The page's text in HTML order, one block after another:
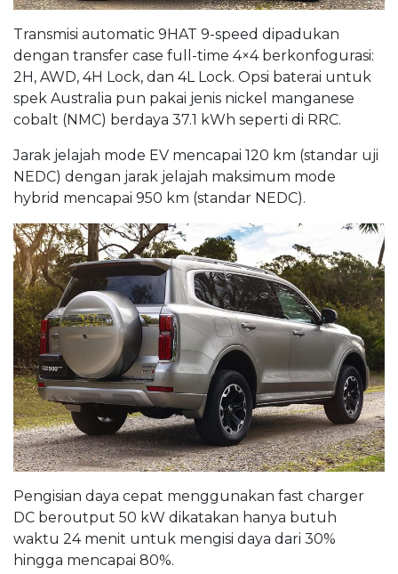
Transmisi automatic 9HAT 9-speed dipadukan
dengan transfer case full-time 4×4 berkonfogurasi:
2H, AWD, 4H Lock, dan 4L Lock. Opsi baterai untuk
spek Australia pun pakai jenis nickel manganese
cobalt (NMC) berdaya 37.1 kWh seperti di RRC.
Jarak jelajah mode EV mencapai 120 km (standar uji
NEDC) dengan jarak jelajah maksimum mode
hybrid mencapai 950 km (standar NEDC).
Pengisian daya cepat menggunakan fast charger
DC beroutput 50 kW dikatakan hanya butuh
waktu 24 menit untuk mengisi daya dari 30%
hingga mencapai 80%.